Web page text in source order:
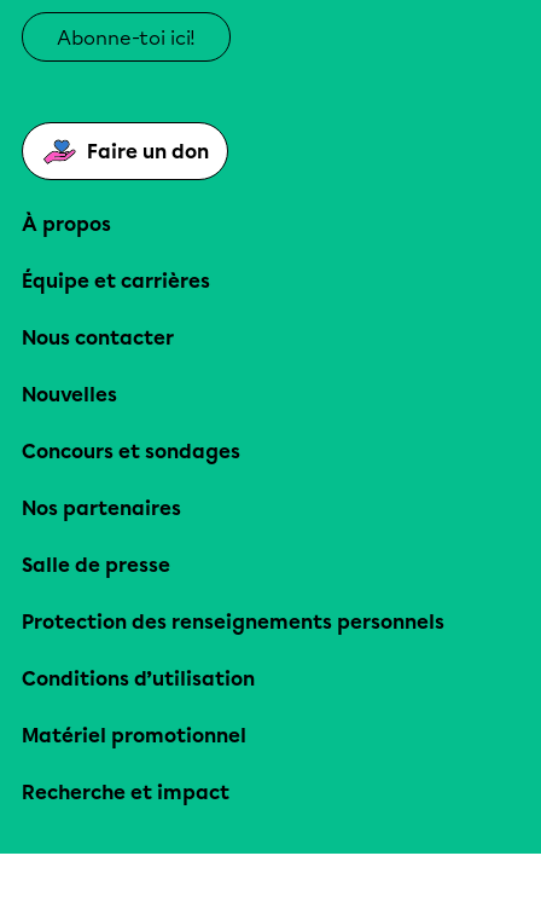
Abonne-toi ici!
Faire un don
À propos
Équipe et carrières
Nous contacter
Nouvelles
Concours et sondages
Nos partenaires
Salle de presse
Protection des renseignements personnels
Conditions d’utilisation
Matériel promotionnel
Recherche et impact